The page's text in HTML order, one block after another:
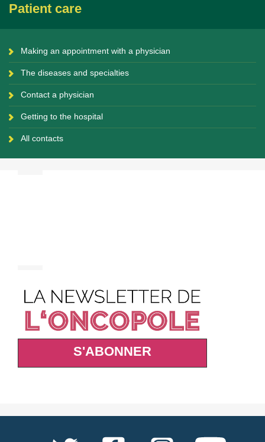
Patient care
Making an appointment with a physician
The diseases and specialties
Contact a physician
Getting to the hospital
All contacts
S'ABONNER